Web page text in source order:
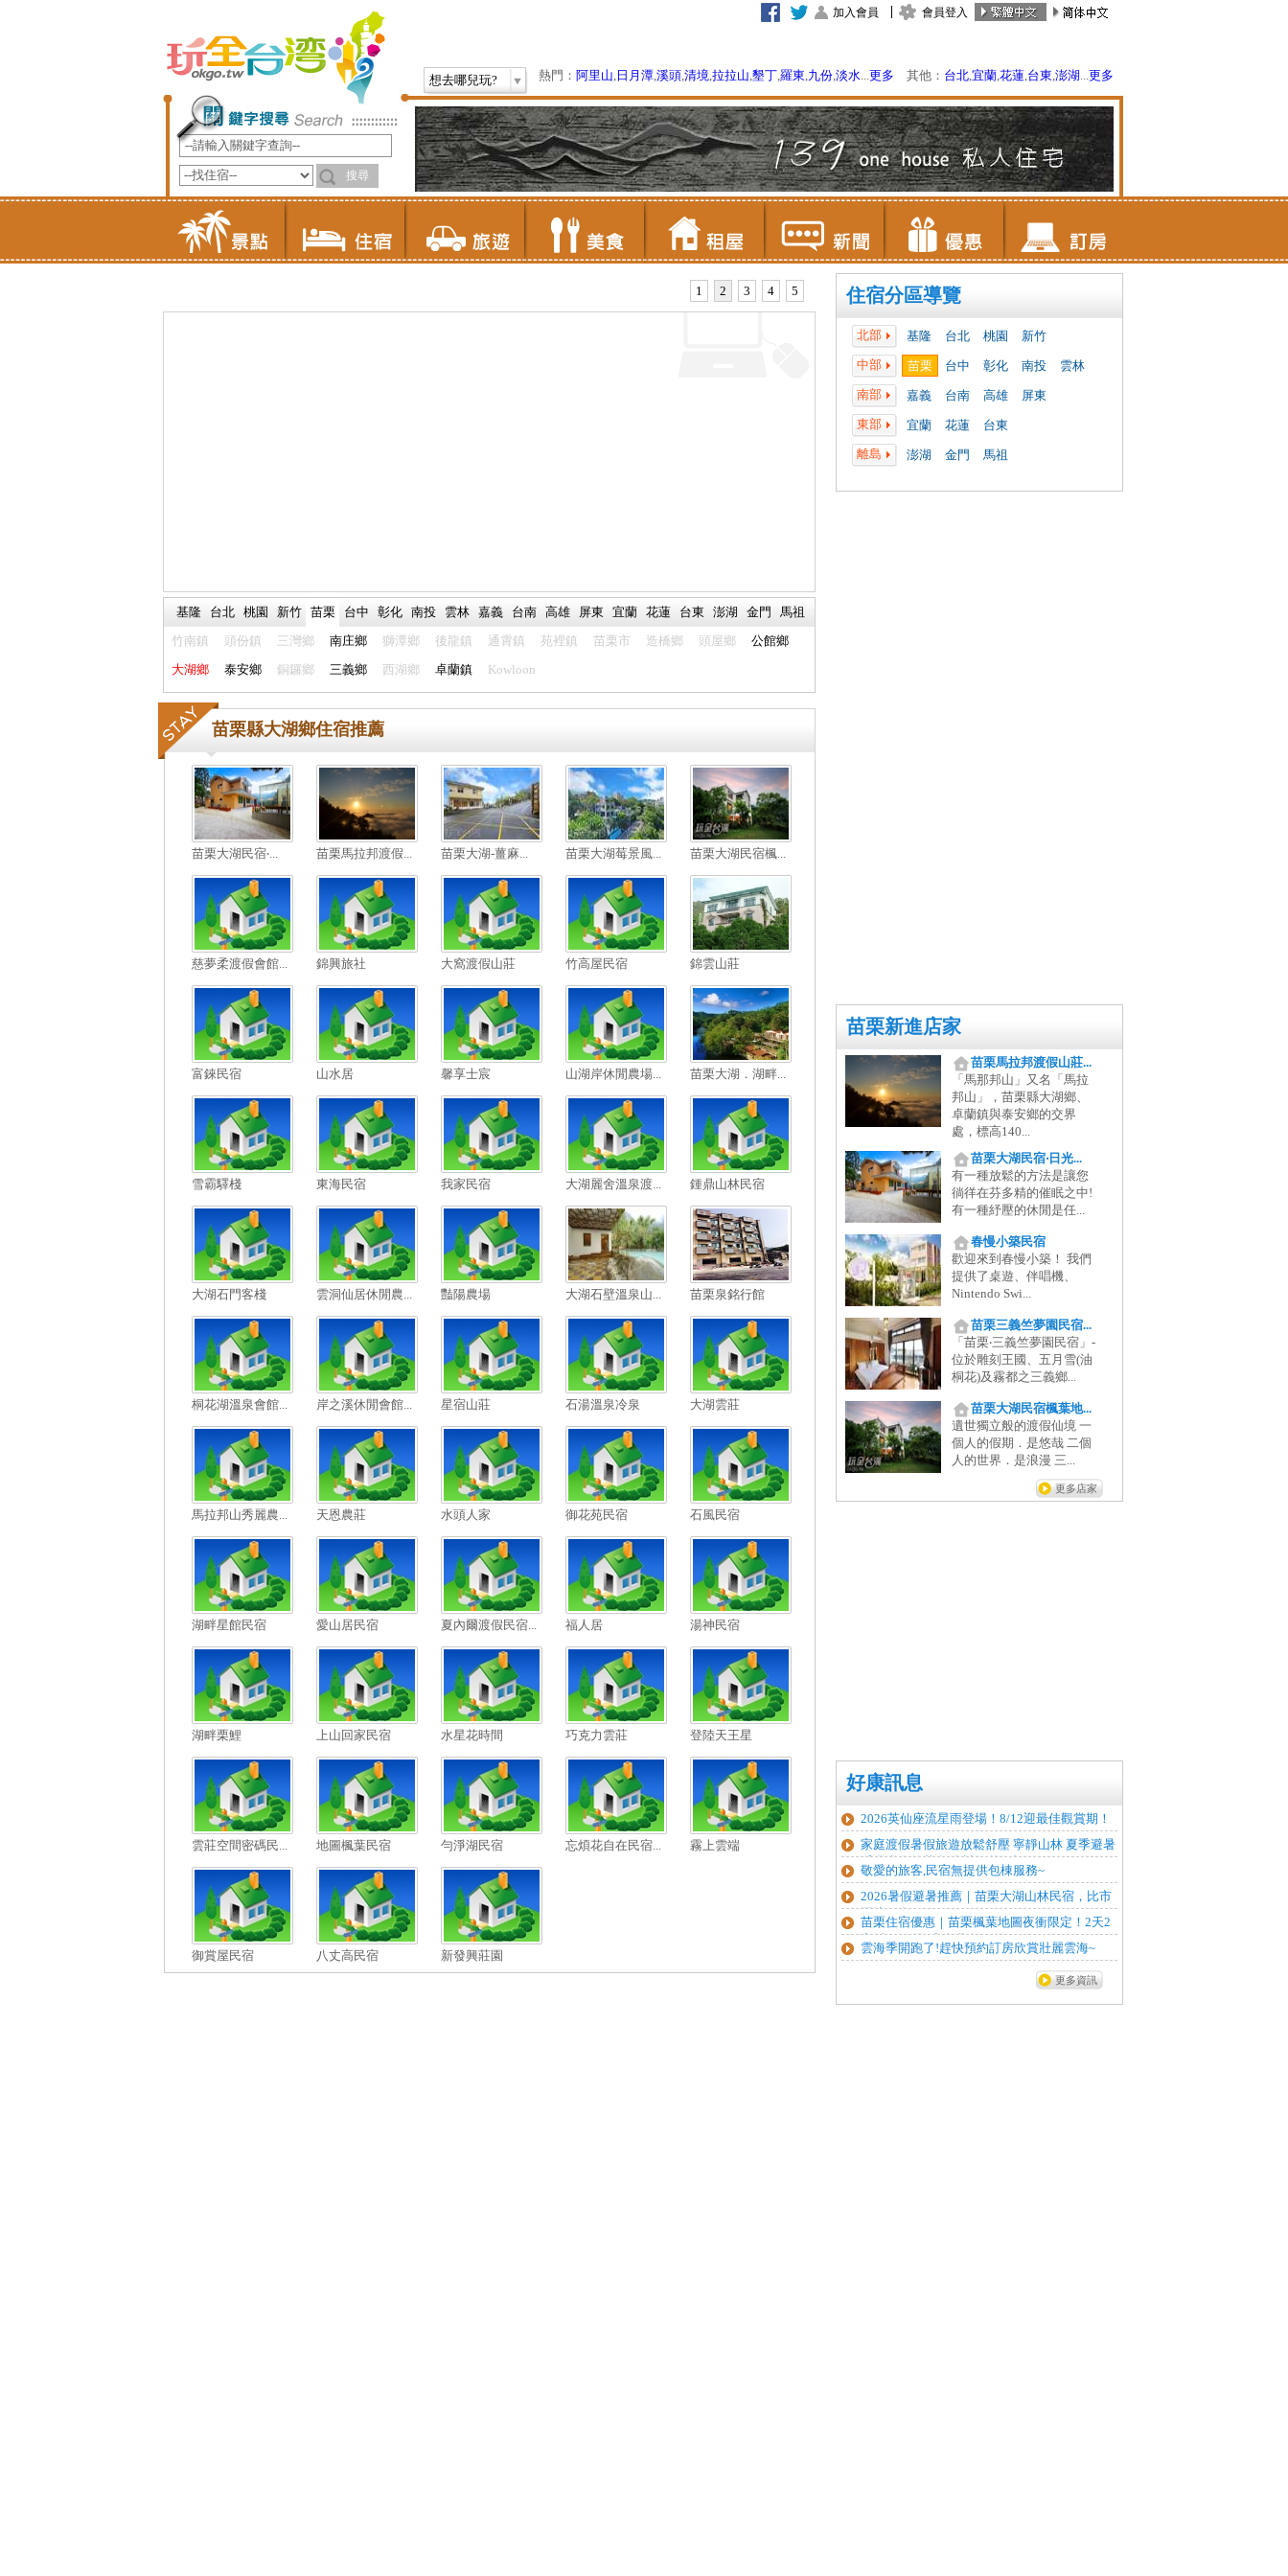
加入會員 會員登入
想去哪兒玩? 熱門： 阿里山, 日月潭,溪頭,清境,拉拉山,墾丁,羅東,九份,淡水...更多 其他： 台北,宜蘭,花蓮,台東,澎湖...更多
住宿分區導覽
北部 基隆 台北 桃園
新竹
中部
苗栗 台中 彰化 南投
雲林
南部
嘉義 台南 高雄
屏東
東部
宜蘭 花蓮
台東
離島
澎湖 金門 馬祖
苗栗新進店家
苗栗馬拉邦渡假山莊...
「馬那邦山」又名「馬拉
邦山」，苗栗縣大湖鄉、
卓蘭鎮與泰安鄉的交界
處，標高140...
苗栗大湖民宿‧日光...
有一種放鬆的方法是讓您
徜徉在芬多精的催眠之中!
有一種紓壓的休閒是任...
春慢小築民宿
歡迎來到春慢小築！ 我們
提供了桌遊、伴唱機、
Nintendo Swi...
苗栗三義竺夢園民宿...
「苗栗‧三義竺夢園民宿」-
位於雕刻王國、五月雪(油
桐花)及霧都之三義鄉...
苗栗大湖民宿楓葉地...
遺世獨立般的渡假仙境 一
個人的假期．是悠哉 二個
人的世界．是浪漫 三...
更多店家
好康訊息
2026英仙座流星雨登場！8/12迎最佳觀賞期！
家庭渡假暑假旅遊放鬆舒壓 寧靜山林 夏季避暑
呼吸大自然芬多精,請提前預訂!...
敬愛的旅客,民宿無提供包棟服務~
2026暑假避暑推薦｜苗栗大湖山林民宿，比市
區涼很多~
苗栗住宿優惠｜苗栗楓葉地圖夜衝限定！2天2
夜5折＋3天3夜免費住一晚
雲海季開跑了!趕快預約訂房欣賞壯麗雲海~
更多資訊
1 2 3 4 5
基隆 台北 桃園 新竹 苗栗 台中 彰化 南投 雲林 嘉義 台南 高雄 屏東 宜蘭 花蓮 台東 澎湖 金門
馬祖
竹南鎮
頭份鎮 三灣鄉 南庄鄉 獅潭鄉 後龍鎮 通霄鎮 苑裡鎮 苗栗市 造橋鄉 頭屋鄉
公館鄉
大湖鄉
泰安鄉 銅鑼鄉 三義鄉 西湖鄉 卓蘭鎮 Kowloon
苗栗縣大湖鄉住宿推薦
苗栗大湖民宿‧... 苗栗馬拉邦渡假... 苗栗大湖-薑麻... 苗栗大湖莓景風... 苗栗大湖民宿楓...
慈夢柔渡假會館... 錦興旅社 大窩渡假山莊 竹高屋民宿 錦雲山莊
富錸民宿 山水居 馨享士宸 山湖岸休閒農場... 苗栗大湖．湖畔...
雪霸驛棧 東海民宿 我家民宿 大湖麗舍溫泉渡... 鍾鼎山林民宿
大湖石門客棧 雲洞仙居休閒農... 豔陽農場 大湖石壁溫泉山... 苗栗泉銘行館
桐花湖溫泉會館... 岸之溪休閒會館... 星宿山莊 石湯溫泉冷泉 大湖雲莊
馬拉邦山秀麗農... 天恩農莊 水頭人家 御花苑民宿 石風民宿
湖畔星館民宿 愛山居民宿 夏內爾渡假民宿... 福人居 湯神民宿
湖畔栗鯉 上山回家民宿 水星花時間 巧克力雲莊 登陸天王星
雲莊空間密碼民... 地圖楓葉民宿 勻淨湖民宿 忘煩花自在民宿... 霧上雲端
御賞屋民宿 八丈高民宿 新發興莊園